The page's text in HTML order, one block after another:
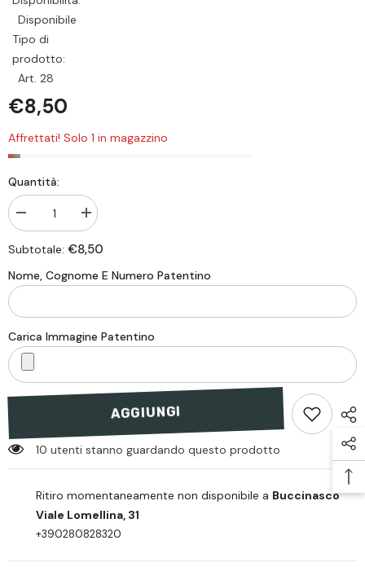
Disponibile
Tipo di
prodotto:
Art. 28
€8,50
Affrettati! Solo 1 in magazzino
Quantità:
Diminiusci
quantità
per
Tubolare
Carabinieri
Aumenta
quantità
per
Tubolare
Carabinieri
Subtotale: €8,50
Nome, Cognome E Numero Patentino
Carica Immagine Patentino
AGGIUNGI
10 utenti stanno guardando questo prodotto
Ritiro momentaneamente non disponibile a Buccinasco
Viale Lomellina, 31
+390280828320